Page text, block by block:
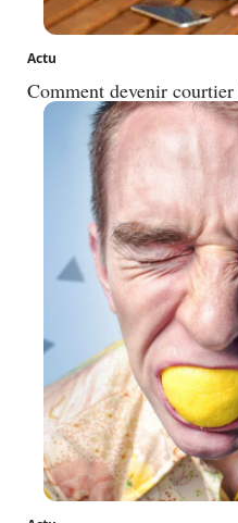
Actu
Comment devenir